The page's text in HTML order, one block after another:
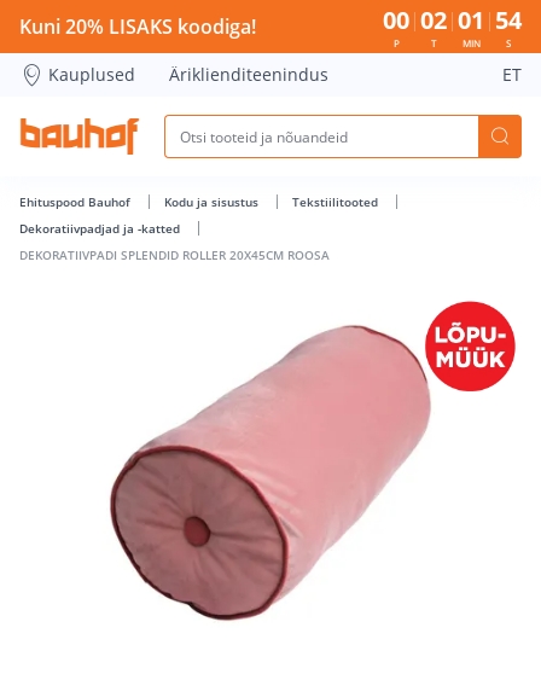
DEKORATIIVPADI SPLENDID ROLLER 20X45CM ROOSA -
Kuni 20% LISAKS koodiga! 00
P
02
T
01
MIN
54
S
Kauplused Äriklienditeenindus ET
Ehituspood Bauhof Kodu ja sisustus
Tekstiilitooted
Dekoratiivpadjad ja -katted
DEKORATIIVPADI SPLENDID ROLLER 20X45CM ROOSA